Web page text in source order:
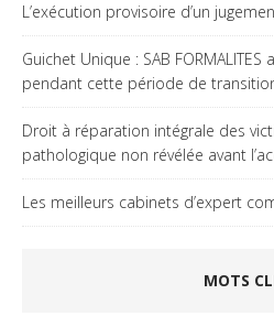
L’exécution provisoire d’un
Guichet Unique : SAB
pendant cette période de
Droit à réparation intégrale des
pathologique non révélée avant
Les meilleurs cabinets d’expert
MOTS